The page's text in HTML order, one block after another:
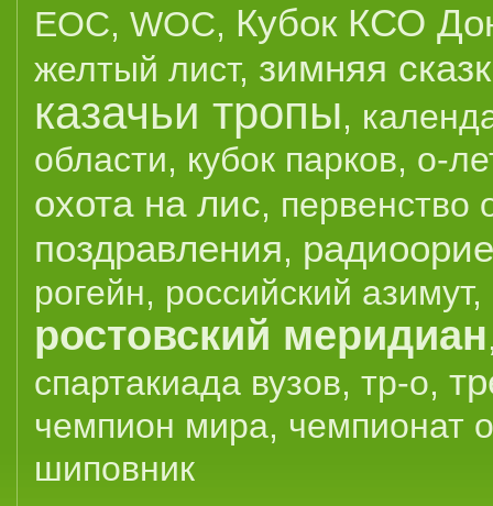
EOC, WOC, Кубок КСО
желтый лист, зимняя
казачьи тропы,
области, кубок парков, о-
охота на лис, первенство
поздравления,
рогейн, российский азимут,
ростовский меридиан
спартакиада вузов, тр-о,
чемпион мира, чемпионат
шиповник